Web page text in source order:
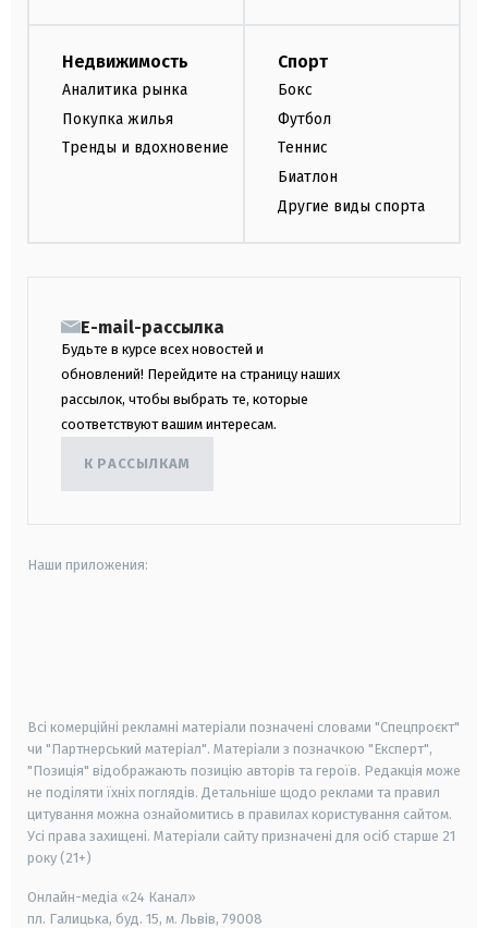
Недвижимость
Аналитика рынка
Покупка жилья
Тренды и вдохновение
Спорт
Бокс
Футбол
Теннис
Биатлон
Другие виды спорта
E-mail-рассылка
Будьте в курсе всех новостей и
обновлений! Перейдите на страницу наших
рассылок, чтобы выбрать те, которые
соответствуют вашим интересам.
К РАССЫЛКАМ
Наши приложения:
Всі комерційні рекламні матеріали позначені словами "Спецпроєкт"
чи "Партнерський матеріал". Матеріали з позначкою "Експерт",
"Позиція" відображають позицію авторів та героїв. Редакція може
не поділяти їхніх поглядів. Детальніше щодо реклами та правил
цитування можна ознайомитись в правилах користування сайтом.
Усі права захищені. Матеріали сайту призначені для осіб старше 21
року (21+)
Онлайн-медіа «24 Канал»
пл. Галицька, буд. 15, м. Львів, 79008